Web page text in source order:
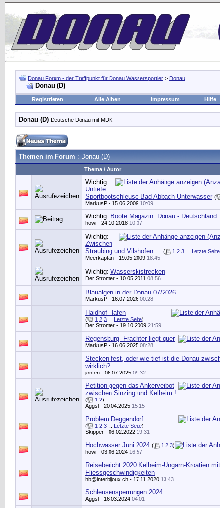
Donau Forum - der Treffpunkt für Donau Wassersportler > Donau
Donau (D)
Registrieren Alle Alben Impressum Hilfe
Donau (D) Deutsche Donau mit MDK
Themen im Forum : Donau (D)
Thema / Autor
Wichtig:
Untiefe
Sportbootschleuse Bad Abbach Unterwasser (
MarkusP - 15.06.2009 10:09
Wichtig: Boote Magazin: Donau - Deutschland
howi - 24.10.2018 10:37
Wichtig:
Zwischen
Straubing und Vilshofen.... ( 1 2 3 Letzte Seite
Meerkäptän - 19.05.2009 18:45
Wichtig: Wasserskistrecken
Der Stromer - 10.05.2011 08:56
Blaualgen in der Donau 07/2026
MarkusP - 16.07.2026 00:28
Haidhof Hafen
( 1 2 3 Letzte Seite)
Der Stromer - 19.10.2009 21:59
Regensburg- Frachter liegt quer
MarkusP - 16.06.2025 08:28
Stecken fest, oder wie tief ist die Donau
wirklich?
jonfen - 06.07.2025 09:32
Petition gegen das Ankerverbot
zwischen Sinzing und Kelheim !
( 1 2)
Aggsl - 20.04.2025 15:15
Problem Deggendorf
( 1 2 3 Letzte Seite)
Skipper - 06.02.2022 19:31
Hochwasser Juni 2024 ( 1 2 3)
howi - 03.06.2024 16:57
Reisebericht 2020 Kelheim-Ungarn-Kroatien
Fliessgeschwindigkeiten
hb@interbijoux.ch - 17.11.2020 13:43
Schleusensperrungen 2024
Aggsl - 16.03.2024 04:01